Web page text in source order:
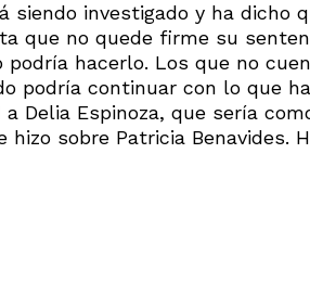
siendo investigado y ha dicho
que no quede firme su
podría hacerlo. Los que no
podría continuar con lo que
Delia Espinoza, que sería
hizo sobre Patricia Benavides.